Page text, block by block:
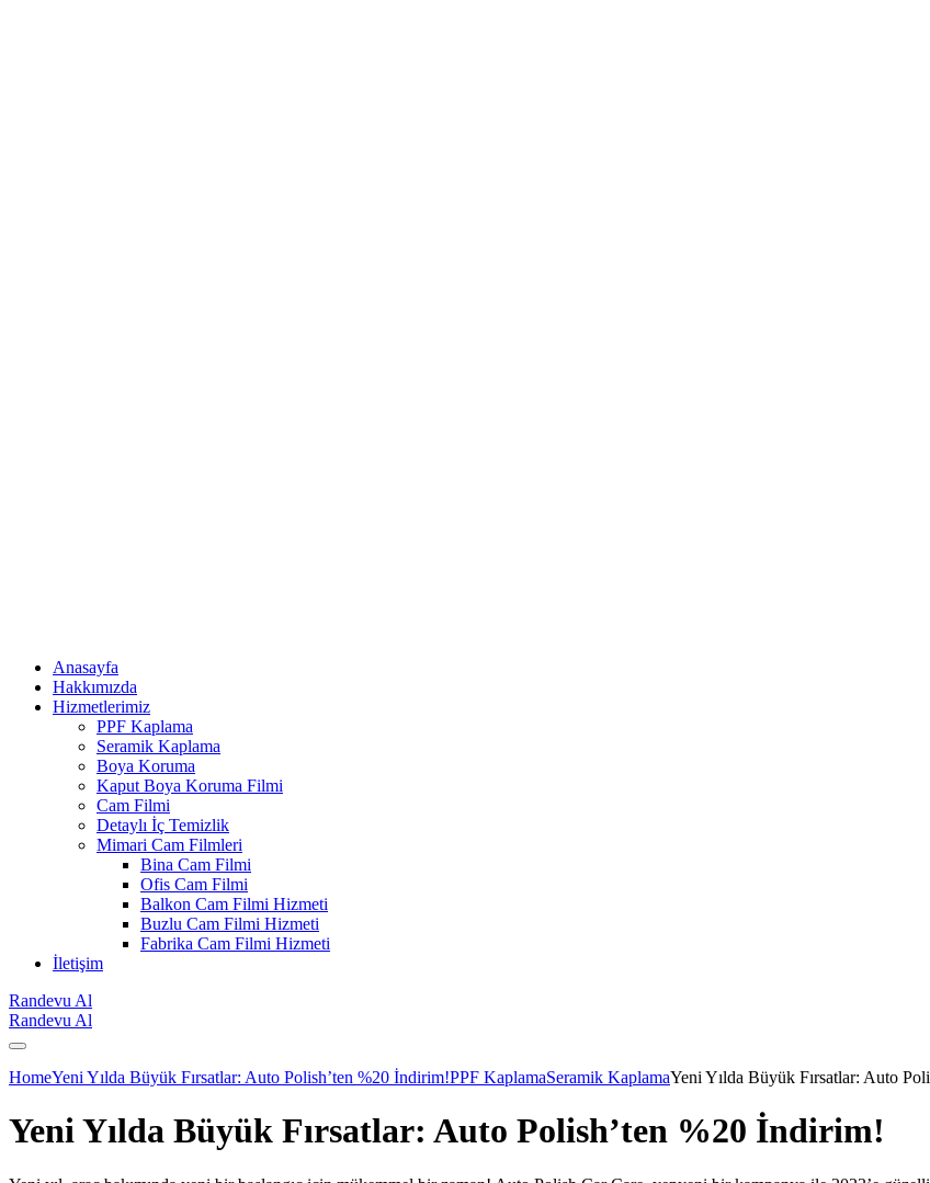
Anasayfa
Hakkımızda
Hizmetlerimiz
PPF Kaplama
Seramik Kaplama
Boya Koruma
Kaput Boya Koruma Filmi
Cam Filmi
Detaylı İç Temizlik
Mimari Cam Filmleri
Bina Cam Filmi
Ofis Cam Filmi
Balkon Cam Filmi Hizmeti
Buzlu Cam Filmi Hizmeti
Fabrika Cam Filmi Hizmeti
İletişim
Randevu Al
Randevu Al
HomeYeni Yılda Büyük Fırsatlar: Auto Polish’ten %20 İndirim!PPF KaplamaSeramik KaplamaYeni Yılda Büyük Fırsatlar: Auto
Yeni Yılda Büyük Fırsatlar: Auto Polish’ten %20 İndirim!